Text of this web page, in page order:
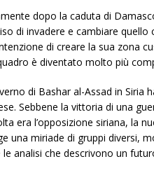
dopo la caduta di
di invadere e cambiare
di creare la sua zona
è diventato molto più
di Bashar al-Assad in Siria
Sebbene la vittoria di una
era l’opposizione siriana, la
una miriade di gruppi diversi,
analisi che descrivono un